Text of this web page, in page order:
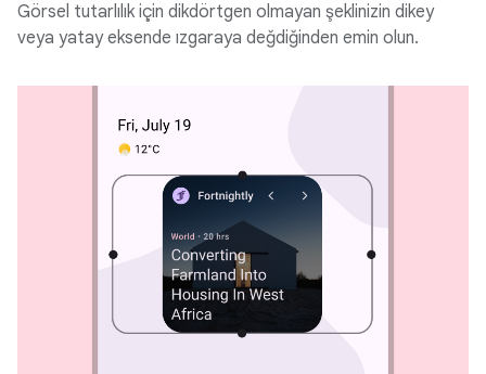
Görsel tutarlılık için dikdörtgen olmayan şeklinizin dikey
veya yatay eksende ızgaraya değdiğinden emin olun.